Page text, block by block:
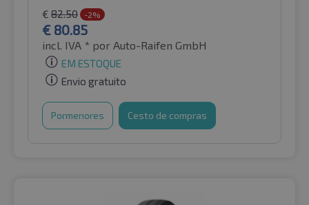
€ 82.50 -2%
€ 80.85
incl. IVA * por Auto-Raifen GmbH
EM ESTOQUE
Envio gratuito
Pormenores Cesto de compras